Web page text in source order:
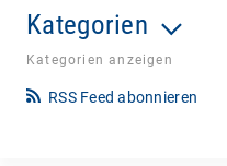
Kategorien
Kategorien anzeigen
RSS Feed abonnieren